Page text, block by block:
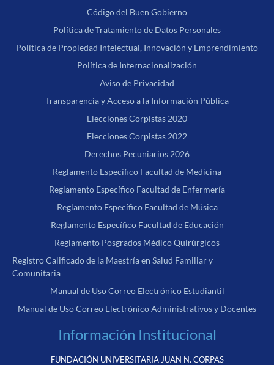
Código del Buen Gobierno
Política de Tratamiento de Datos Personales
Política de Propiedad Intelectual, Innovación y Emprendimiento
Política de Internacionalización
Aviso de Privacidad
Transparencia y Acceso a la Información Pública
Elecciones Corpistas 2020
Elecciones Corpistas 2022
Derechos Pecuniarios 2026
Reglamento Específico Facultad de Medicina
Reglamento Específico Facultad de Enfermería
Reglamento Específico Facultad de Música
Reglamento Específico Facultad de Educación
Reglamento Posgrados Médico Quirúrgicos
Registro Calificado de la Maestría en Salud Familiar y
Comunitaria
Manual de Uso Correo Electrónico Estudiantil
Manual de Uso Correo Electrónico Administrativos y Docentes
Información Institucional
FUNDACIÓN UNIVERSITARIA JUAN N. CORPAS